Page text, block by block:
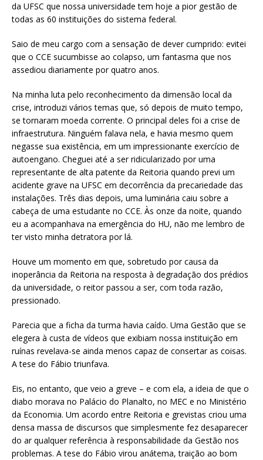
da UFSC que nossa universidade tem hoje a pior gestão de
todas as 60 instituições do sistema federal.
Saio de meu cargo com a sensação de dever cumprido: evitei
que o CCE sucumbisse ao colapso, um fantasma que nos
assediou diariamente por quatro anos.
Na minha luta pelo reconhecimento da dimensão local da
crise, introduzi vários temas que, só depois de muito tempo,
se tornaram moeda corrente. O principal deles foi a crise de
infraestrutura. Ninguém falava nela, e havia mesmo quem
negasse sua existência, em um impressionante exercício de
autoengano. Cheguei até a ser ridicularizado por uma
representante de alta patente da Reitoria quando previ um
acidente grave na UFSC em decorrência da precariedade das
instalações. Três dias depois, uma luminária caiu sobre a
cabeça de uma estudante no CCE. Às onze da noite, quando
eu a acompanhava na emergência do HU, não me lembro de
ter visto minha detratora por lá.
Houve um momento em que, sobretudo por causa da
inoperância da Reitoria na resposta à degradação dos prédios
da universidade, o reitor passou a ser, com toda razão,
pressionado.
Parecia que a ficha da turma havia caído. Uma Gestão que se
elegera à custa de vídeos que exibiam nossa instituição em
ruínas revelava-se ainda menos capaz de consertar as coisas.
A tese do Fábio triunfava.
Eis, no entanto, que veio a greve – e com ela, a ideia de que o
diabo morava no Palácio do Planalto, no MEC e no Ministério
da Economia. Um acordo entre Reitoria e grevistas criou uma
densa massa de discursos que simplesmente fez desaparecer
do ar qualquer referência à responsabilidade da Gestão nos
problemas. A tese do Fábio virou anátema, traição ao bom